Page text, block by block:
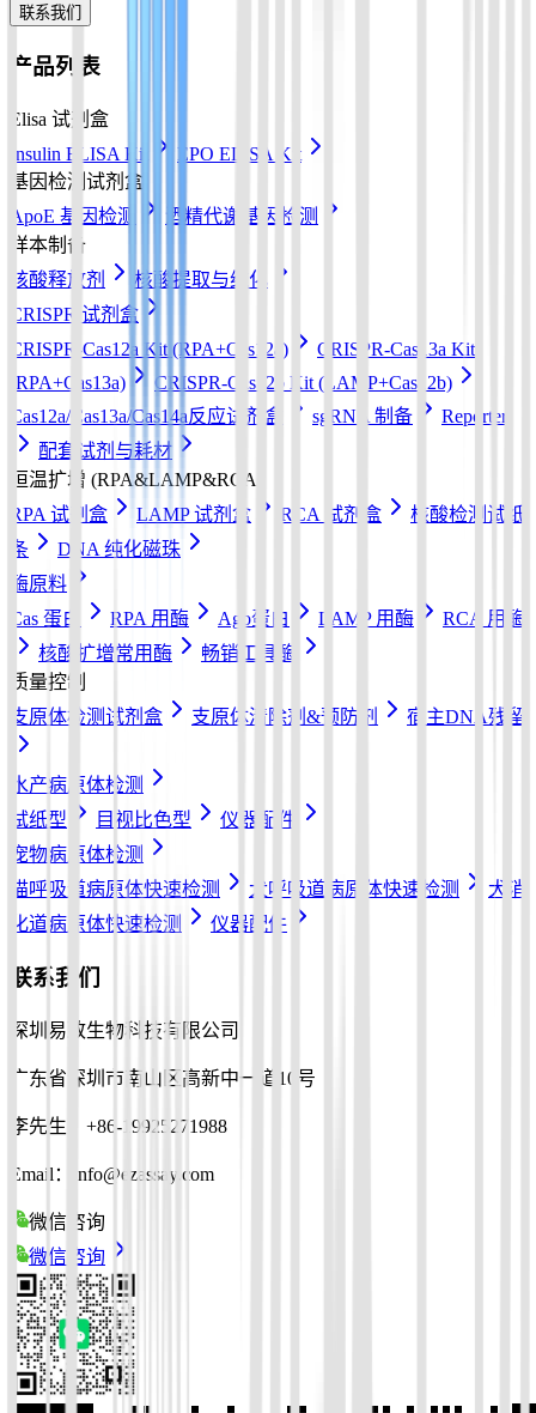
联系我们
产品列表
Elisa 试剂盒
Insulin ELISA Kit
EPO ELISA Kit
基因检测试剂盒
ApoE 基因检测
酒精代谢基因检测
样本制备
核酸释放剂
核酸提取与纯化
CRISPR 试剂盒
CRISPR-Cas12a Kit (RPA+Cas12a)
CRISPR-Cas13a Kit
(RPA+Cas13a)
CRISPR-Cas12b Kit (LAMP+Cas12b)
Cas12a/Cas13a/Cas14a反应试剂盒
sgRNA 制备
Reporter
配套试剂与耗材
恒温扩增 (RPA&LAMP&RCA)
RPA 试剂盒
LAMP 试剂盒 RCA 试剂盒
核酸检测试纸
条
DNA 纯化磁珠
酶原料
Cas 蛋白
RPA 用酶 Ago蛋白 LAMP 用酶
RCA 用酶
核酸扩增常用酶
畅销工具酶
质量控制
支原体检测试剂盒
支原体清除剂&预防剂 宿主DNA残留
水产病原体检测
试纸型
目视比色型
仪器配件
宠物病原体检测
猫呼吸道病原体快速检测
犬呼吸道病原体快速检测
犬消
化道病原体快速检测
仪器配件
联系我们
深圳易致生物科技有限公司
广东省深圳市南山区高新中一道10号
李先生：+86-19925271988
Email：info@ezassay.com
微信咨询
微信咨询